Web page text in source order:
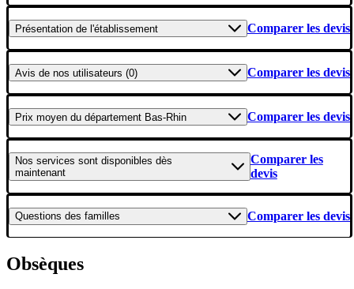
Présentation de l'établissement Comparer les devis
Avis de nos utilisateurs (0) Comparer les devis
Prix moyen du département Bas-Rhin Comparer les devis
Nos services sont disponibles dès
maintenant
Comparer les
devis
Questions des familles Comparer les devis
Obsèques